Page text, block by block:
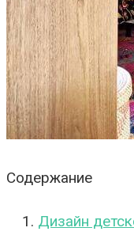
Содержание
Дизайн